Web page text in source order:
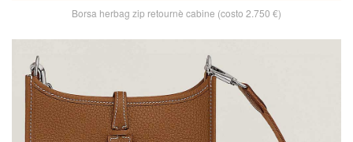
Borsa herbag zip retournè cabine (costo 2.750 €)